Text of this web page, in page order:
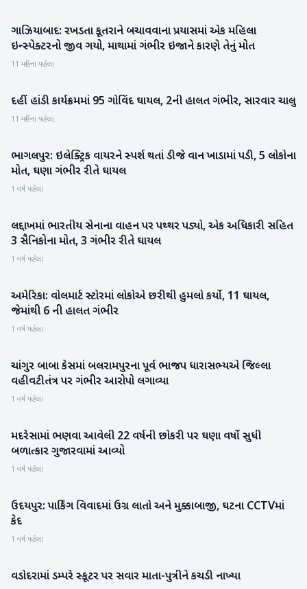
રાષ્ટ્રીય
ગાઝિયાબાદ: રખડતા કૂતરાને બચાવવાના પ્રયાસમાં એક મહિલા
ઇન્સ્પેક્ટરનો જીવ ગયો, માથામાં ગંભીર ઇજાને કારણે તેનું મોત
11 મહિના પહેલા
રાષ્ટ્રીય
દહીં હાંડી કાર્યક્રમમાં 95 ગોવિંદ ઘાયલ, 2ની હાલત ગંભીર, સારવાર ચાલુ
11 મહિના પહેલા
રાષ્ટ્રીય
ભાગલપુર: ઇલેક્ટ્રિક વાયરને સ્પર્શ થતાં ડીજે વાન ખાડામાં પડી, 5 લોકોના
મોત, ઘણા ગંભીર રીતે ઘાયલ
1 વર્ષ પહેલા
રાષ્ટ્રીય
લદ્દાખમાં ભારતીય સેનાના વાહન પર પથ્થર પડ્યો, એક અધિકારી સહિત
3 સૈનિકોના મોત, 3 ગંભીર રીતે ઘાયલ
1 વર્ષ પહેલા
આંતરરાષ્ટ્રીય
અમેરિકા: વોલમાર્ટ સ્ટોરમાં લોકોએ છરીથી હુમલો કર્યો, 11 ઘાયલ,
જેમાંથી 6 ની હાલત ગંભીર
1 વર્ષ પહેલા
રાષ્ટ્રીય
ચાંગુર બાબા કેસમાં બલરામપુરના પૂર્વ ભાજપ ધારાસભ્યએ જિલ્લા
વહીવટીતંત્ર પર ગંભીર આરોપો લગાવ્યા
1 વર્ષ પહેલા
રાષ્ટ્રીય
મદરેસામાં ભણવા આવેલી 22 વર્ષની છોકરી પર ઘણા વર્ષો સુધી
બળાત્કાર ગુજારવામાં આવ્યો
1 વર્ષ પહેલા
રાષ્ટ્રીય
ઉદયપુર: પાર્કિંગ વિવાદમાં ઉગ્ર લાતો અને મુક્કાબાજી, ઘટના CCTVમાં
કેદ
1 વર્ષ પહેલા
ગુજરાત
વડોદરામાં ડમ્પરે સ્કૂટર પર સવાર માતા-પુત્રીને કચડી નાખ્યા